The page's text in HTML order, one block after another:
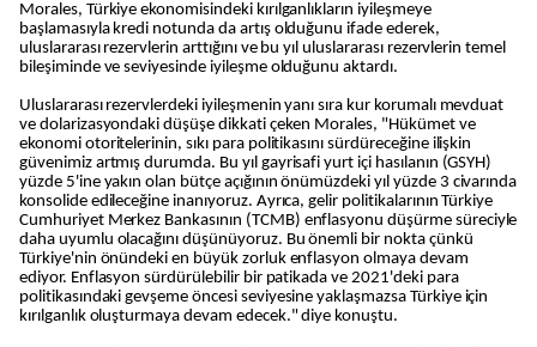
Morales, Türkiye ekonomisindeki kırılganlıkların iyileşmeye
başlamasıyla kredi notunda da artış olduğunu ifade ederek,
uluslararası rezervlerin arttığını ve bu yıl uluslararası rezervlerin temel
bileşiminde ve seviyesinde iyileşme olduğunu aktardı.
Uluslararası rezervlerdeki iyileşmenin yanı sıra kur korumalı mevduat
ve dolarizasyondaki düşüşe dikkati çeken Morales, "Hükümet ve
ekonomi otoritelerinin, sıkı para politikasını sürdüreceğine ilişkin
güvenimiz artmış durumda. Bu yıl gayrisafi yurt içi hasılanın (GSYH)
yüzde 5'ine yakın olan bütçe açığının önümüzdeki yıl yüzde 3 civarında
konsolide edileceğine inanıyoruz. Ayrıca, gelir politikalarının Türkiye
Cumhuriyet Merkez Bankasının (TCMB) enflasyonu düşürme süreciyle
daha uyumlu olacağını düşünüyoruz. Bu önemli bir nokta çünkü
Türkiye'nin önündeki en büyük zorluk enflasyon olmaya devam
ediyor. Enflasyon sürdürülebilir bir patikada ve 2021'deki para
politikasındaki gevşeme öncesi seviyesine yaklaşmazsa Türkiye için
kırılganlık oluşturmaya devam edecek." diye konuştu.